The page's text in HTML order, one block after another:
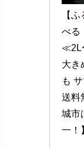
【
べる
≪2L
大き
も
送料
城市
一！